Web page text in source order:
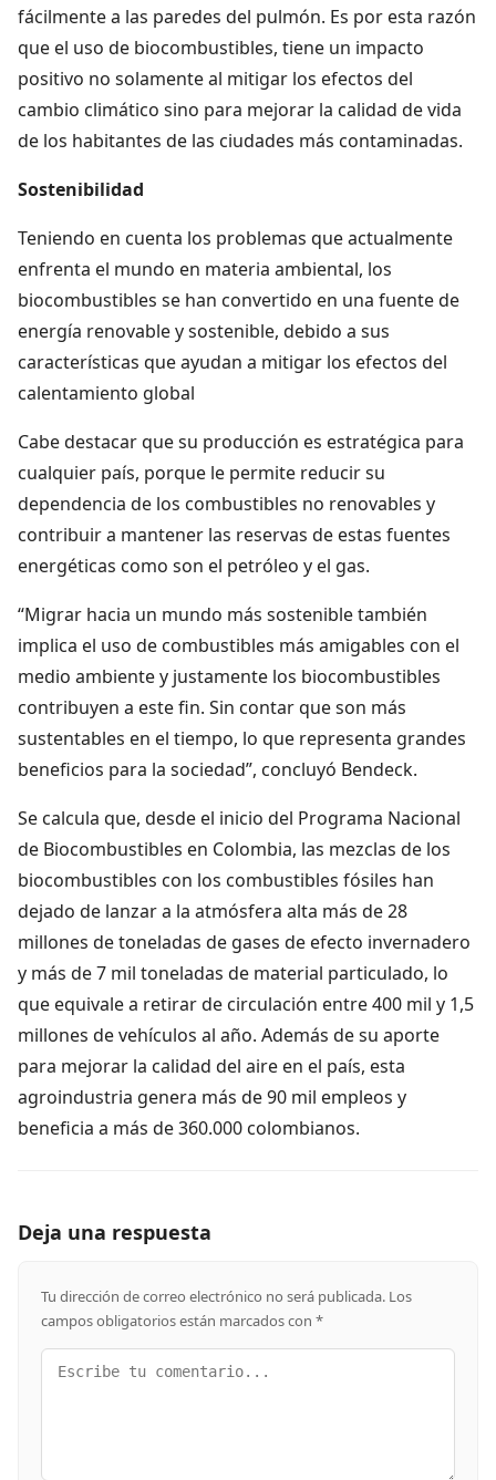
fácilmente a las paredes del pulmón. Es por esta razón
que el uso de biocombustibles, tiene un impacto
positivo no solamente al mitigar los efectos del
cambio climático sino para mejorar la calidad de vida
de los habitantes de las ciudades más contaminadas.
Sostenibilidad
Teniendo en cuenta los problemas que actualmente
enfrenta el mundo en materia ambiental, los
biocombustibles se han convertido en una fuente de
energía renovable y sostenible, debido a sus
características que ayudan a mitigar los efectos del
calentamiento global
Cabe destacar que su producción es estratégica para
cualquier país, porque le permite reducir su
dependencia de los combustibles no renovables y
contribuir a mantener las reservas de estas fuentes
energéticas como son el petróleo y el gas.
“Migrar hacia un mundo más sostenible también
implica el uso de combustibles más amigables con el
medio ambiente y justamente los biocombustibles
contribuyen a este fin. Sin contar que son más
sustentables en el tiempo, lo que representa grandes
beneficios para la sociedad”, concluyó Bendeck.
Se calcula que, desde el inicio del Programa Nacional
de Biocombustibles en Colombia, las mezclas de los
biocombustibles con los combustibles fósiles han
dejado de lanzar a la atmósfera alta más de 28
millones de toneladas de gases de efecto invernadero
y más de 7 mil toneladas de material particulado, lo
que equivale a retirar de circulación entre 400 mil y 1,5
millones de vehículos al año. Además de su aporte
para mejorar la calidad del aire en el país, esta
agroindustria genera más de 90 mil empleos y
beneficia a más de 360.000 colombianos.
Deja una respuesta
Tu dirección de correo electrónico no será publicada. Los
campos obligatorios están marcados con *